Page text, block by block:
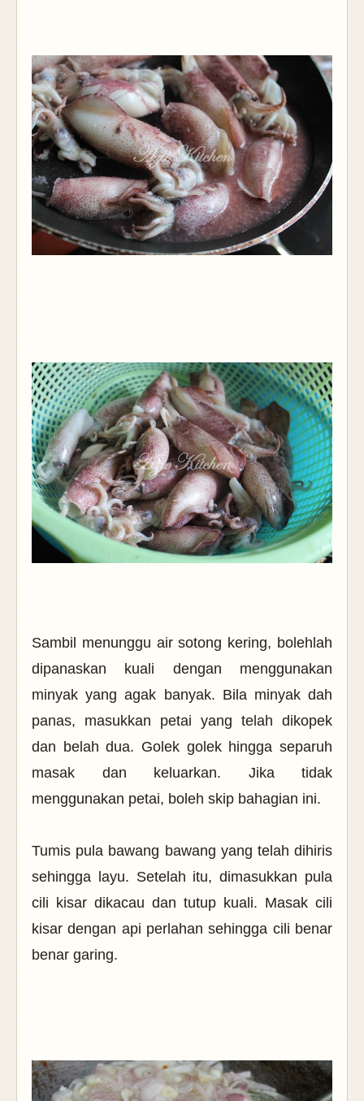
Sambil menunggu air sotong kering, bolehlah
dipanaskan kuali dengan menggunakan
minyak yang agak banyak. Bila minyak dah
panas, masukkan petai yang telah dikopek
dan belah dua. Golek golek hingga separuh
masak dan keluarkan. Jika tidak
menggunakan petai, boleh skip bahagian ini.
Tumis pula bawang bawang yang telah dihiris
sehingga layu. Setelah itu, dimasukkan pula
cili kisar dikacau dan tutup kuali. Masak cili
kisar dengan api perlahan sehingga cili benar
benar garing.